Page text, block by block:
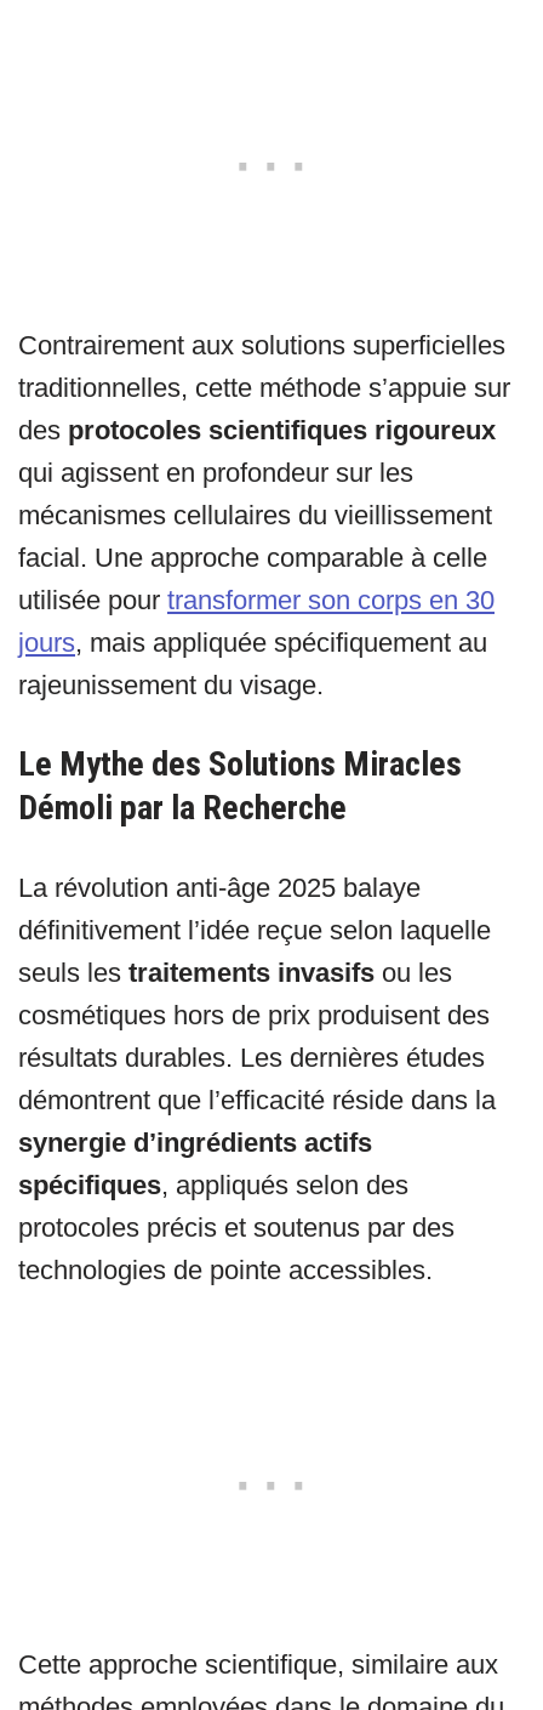
Contrairement aux solutions superficielles
traditionnelles, cette méthode s’appuie sur
des protocoles scientifiques rigoureux
qui agissent en profondeur sur les
mécanismes cellulaires du vieillissement
facial. Une approche comparable à celle
utilisée pour transformer son corps en 30
jours, mais appliquée spécifiquement au
rajeunissement du visage.
Le Mythe des Solutions Miracles
Démoli par la Recherche
La révolution anti-âge 2025 balaye
définitivement l’idée reçue selon laquelle
seuls les traitements invasifs ou les
cosmétiques hors de prix produisent des
résultats durables. Les dernières études
démontrent que l’efficacité réside dans la
synergie d’ingrédients actifs
spécifiques, appliqués selon des
protocoles précis et soutenus par des
technologies de pointe accessibles.
Cette approche scientifique, similaire aux